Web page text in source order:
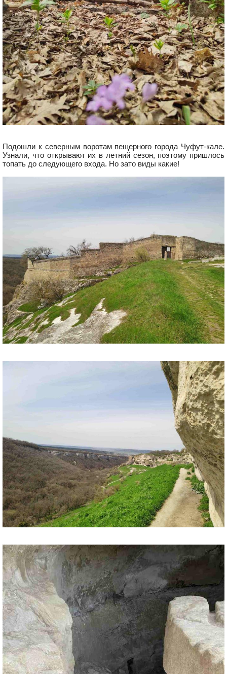
Подошли к северным воротам пещерного города Чуфут-кале.
Узнали, что открывают их в летний сезон, поэтому пришлось
топать до следующего входа. Но зато виды какие!